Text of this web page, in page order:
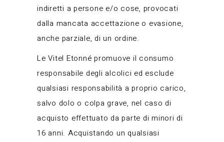
indiretti a persone e/o cose, provocati
dalla mancata accettazione o evasione,
anche parziale, di un ordine.
Le Vitel Etonné promuove il consumo
responsabile degli alcolici ed esclude
qualsiasi responsabilità a proprio carico,
salvo dolo o colpa grave, nel caso di
acquisto effettuato da parte di minori di
16 anni. Acquistando un qualsiasi